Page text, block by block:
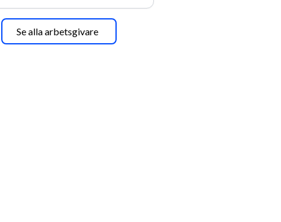
Se alla arbetsgivare